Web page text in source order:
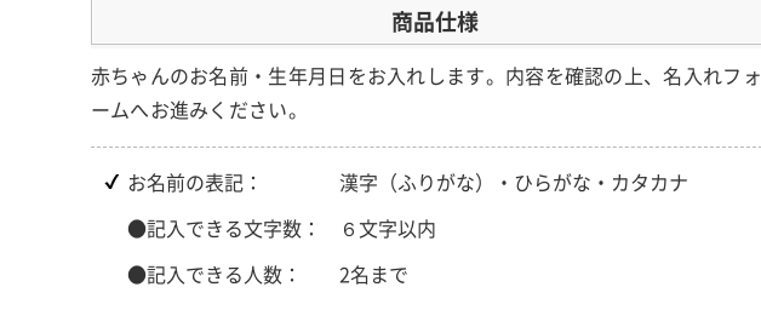
商品仕様
赤ちゃんのお名前・生年月日をお入れします。内容を確認の上、名入れフォ
ームへお進みください。
お名前の表記： 漢字（ふりがな）・ひらがな・カタカナ
●記入できる文字数： ６文字以内
●記入できる人数： 2名まで